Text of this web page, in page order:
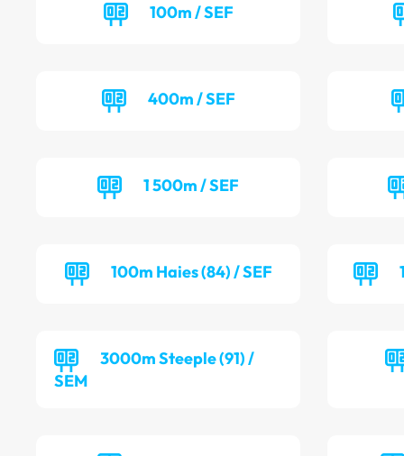
100m / SEF
400m / SEF
1 500m / SEF
100m Haies (84) / SEF
3000m Steeple (91) /
SEM